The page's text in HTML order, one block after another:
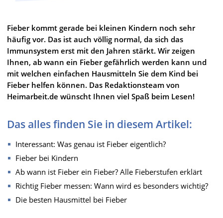
Fieber kommt gerade bei kleinen Kindern noch sehr
häufig vor. Das ist auch völlig normal, da sich das
Immunsystem erst mit den Jahren stärkt. Wir zeigen
Ihnen, ab wann ein Fieber gefährlich werden kann und
mit welchen einfachen Hausmitteln Sie dem Kind bei
Fieber helfen können. Das Redaktionsteam von
Heimarbeit.de wünscht Ihnen viel Spaß beim Lesen!
Das alles finden Sie in diesem Artikel:
Interessant: Was genau ist Fieber eigentlich?
Fieber bei Kindern
Ab wann ist Fieber ein Fieber? Alle Fieberstufen erklärt
Richtig Fieber messen: Wann wird es besonders wichtig?
Die besten Hausmittel bei Fieber